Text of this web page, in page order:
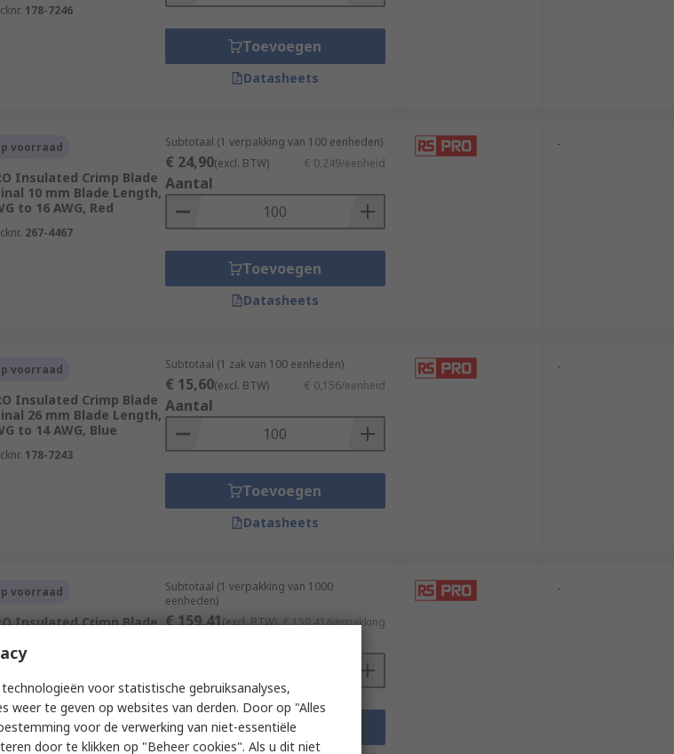
178-7246
Toevoegen
Datasheets
voorraad
Insulated Crimp Blade
10 mm Blade Length,
to 16 AWG, Red
267-4467
Subtotaal (1 verpakking van 100 eenheden)
€ 24,90(excl. BTW) € 0,249/eenheid
Aantal
Toevoegen
Datasheets
-
voorraad
Insulated Crimp Blade
26 mm Blade Length,
to 14 AWG, Blue
178-7243
Subtotaal (1 zak van 100 eenheden)
€ 15,60(excl. BTW) € 0,156/eenheid
Aantal
Toevoegen
Datasheets
-
voorraad
Insulated Crimp Blade
16 AWG to 14 AWG,
534-654A
Subtotaal (1 verpakking van 1000
eenheden)
€ 159,41(excl. BTW) € 159,41/verpakking
Toevoegen
-
voor statistische gebruiksanalyses,
weer te geven op websites van derden. Door op "Alles
voor de verwerking van niet-essentiële
door te klikken op "Beheer cookies". Als u dit niet